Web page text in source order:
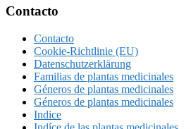
Footer
Contacto
Contacto
Cookie-Richtlinie (EU)
Datenschutzerklärung
Familias de plantas medicinales
Géneros de plantas medicinales
Géneros de plantas medicinales
Indice